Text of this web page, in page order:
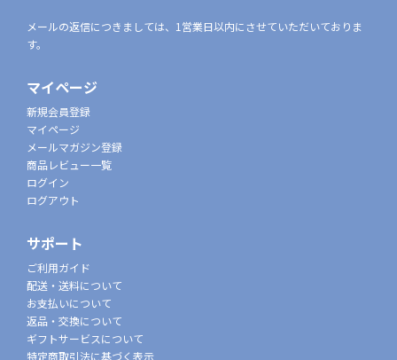
メールの返信につきましては、1営業日以内にさせていただいておりま
す。
マイページ
新規会員登録
マイページ
メールマガジン登録
商品レビュー一覧
ログイン
ログアウト
サポート
ご利用ガイド
配送・送料について
お支払いについて
返品・交換について
ギフトサービスについて
特定商取引法に基づく表示